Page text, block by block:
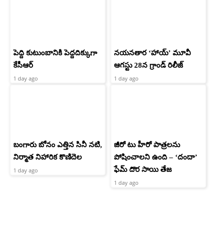
పెద్ది కుటుంబానికి పెద్దదిక్కుగా
కేసీఆర్
1 day ago
నయనతార ‘హాయ్’ మూవీ
ఆగస్టు 28న గ్రాండ్ రిలీజ్
1 day ago
బంగారు బోనం ఎత్తిన సినీ నటి,
నిర్మాత నిహారిక కొణిదెల
1 day ago
జీరో టు హీరో పాత్రలను
పోషించాలని ఉంది – ‘దందా’
ఫేమ్ దొర సాయి తేజ
1 day ago